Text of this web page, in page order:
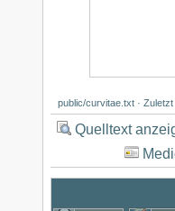
public/curvitae.txt ·
Quelltext